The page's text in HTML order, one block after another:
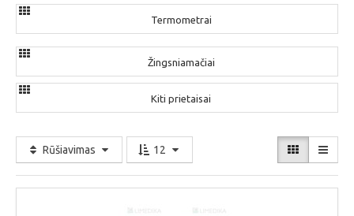
Termometrai
Žingsniamačiai
Kiti prietaisai
Rūšiavimas 12